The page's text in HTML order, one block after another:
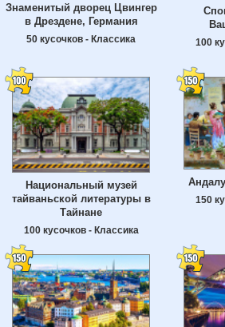
Знаменитый дворец Цвингер
в Дрездене, Германия
50 кусочков - Классика 100
Национальный музей
тайваньской литературы в
Тайнане
100 кусочков - Классика
150